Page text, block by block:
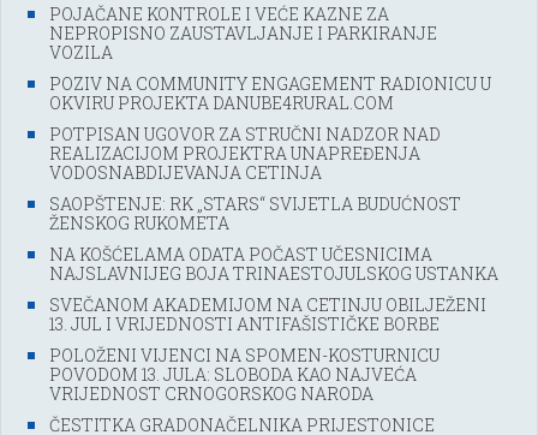
POJAČANE KONTROLE I VEĆE KAZNE ZA
NEPROPISNO ZAUSTAVLJANJE I PARKIRANJE
VOZILA
POZIV NA COMMUNITY ENGAGEMENT RADIONICU U
OKVIRU PROJEKTA DANUBE4RURAL.COM
POTPISAN UGOVOR ZA STRUČNI NADZOR NAD
REALIZACIJOM PROJEKTRA UNAPREĐENJA
VODOSNABDIJEVANJA CETINJA
SAOPŠTENJE: RK „STARS“ SVIJETLA BUDUĆNOST
ŽENSKOG RUKOMETA
NA KOŠĆELAMA ODATA POČAST UČESNICIMA
NAJSLAVNIJEG BOJA TRINAESTOJULSKOG USTANKA
SVEČANOM AKADEMIJOM NA CETINJU OBILJEŽENI
13. JUL I VRIJEDNOSTI ANTIFAŠISTIČKE BORBE
POLOŽENI VIJENCI NA SPOMEN-KOSTURNICU
POVODOM 13. JULA: SLOBODA KAO NAJVEĆA
VRIJEDNOST CRNOGORSKOG NARODA
ČESTITKA GRADONAČELNIKA PRIJESTONICE